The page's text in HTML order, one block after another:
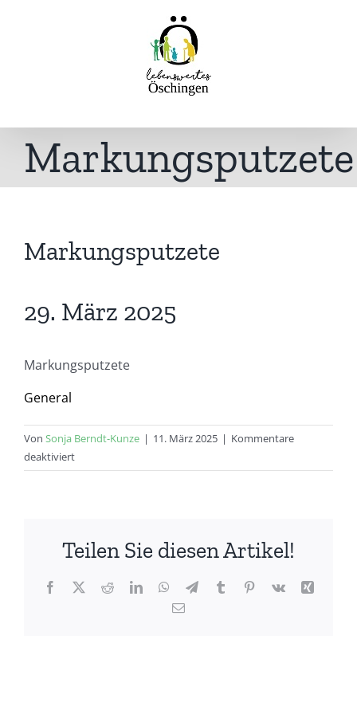
Markungsputzete
Markungsputzete
29. März 2025
Markungsputzete
General
Von Sonja Berndt-Kunze | 11. März 2025 | Kommentare
deaktiviertfür
Markungsputzete
Teilen Sie diesen Artikel!
Facebook
X RedditLinkedInWhatsApp
TelegramTumblrPinterest
Vk
Xing
E-